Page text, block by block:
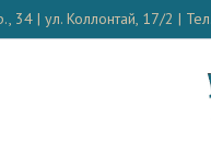
34 | ул. Коллонтай, 17/2 | Тел.